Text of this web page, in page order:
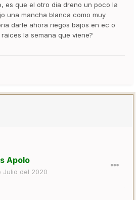
es que el otro dia dreno un poco la
una mancha blanca como muy
darle ahora riegos bajos en ec o
la semana que viene?
Apolo
Julio del 2020